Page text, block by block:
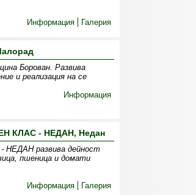
Информация
Галерия
Борован. Развива
и реализация на се
Информация
КЛАС - НЕДАН, Недан
развива дейност
пшеница и домати
Информация
Галерия